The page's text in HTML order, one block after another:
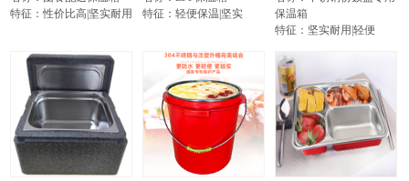
特征：性价比高|坚实耐用
特征：轻便保温|坚实
保温箱
特征：坚实耐用|轻便